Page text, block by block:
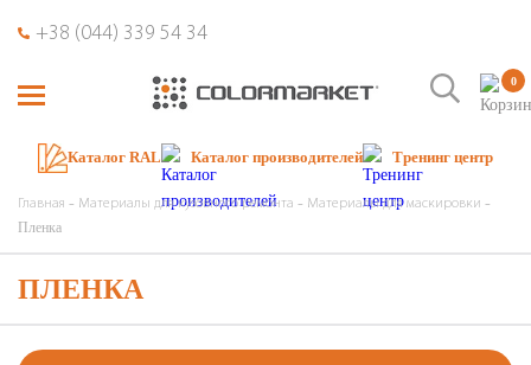
+38 (044) 339 54 34
0
Каталог RAL Каталог производителей Тренинг центр
Главная Материалы для кузовного ремонта Материалы для маскировки
Пленка
ПЛЕНКА